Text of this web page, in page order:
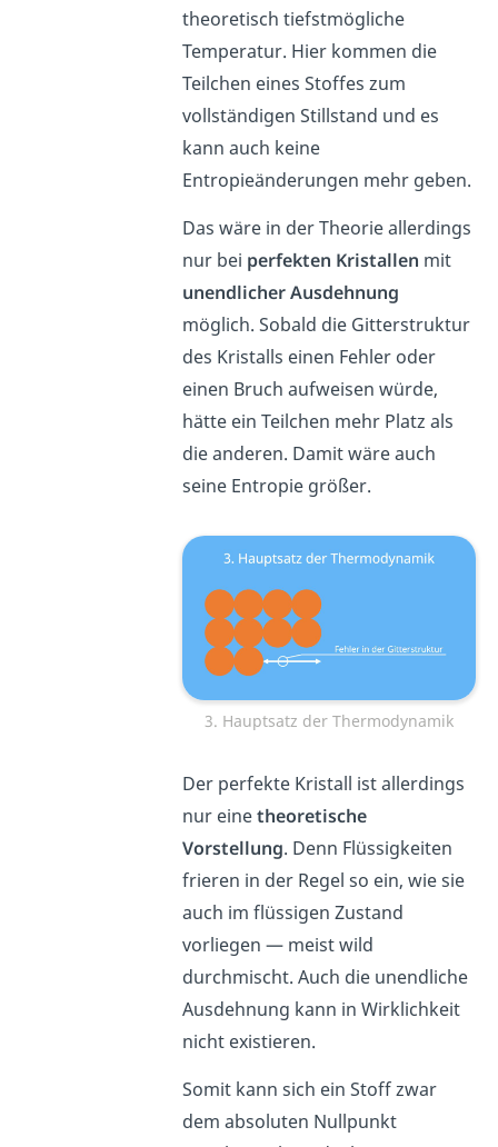
theoretisch tiefstmögliche
Temperatur. Hier kommen die
Teilchen eines Stoffes zum
vollständigen Stillstand und es
kann auch keine
Entropieänderungen mehr geben.
Das wäre in der Theorie allerdings
nur bei perfekten Kristallen mit
unendlicher Ausdehnung
möglich. Sobald die Gitterstruktur
des Kristalls einen Fehler oder
einen Bruch aufweisen würde,
hätte ein Teilchen mehr Platz als
die anderen. Damit wäre auch
seine Entropie größer.
3. Hauptsatz der Thermodynamik
Der perfekte Kristall ist allerdings
nur einetheoretische
Vorstellung. Denn Flüssigkeiten
frieren in der Regel so ein, wie sie
auch im flüssigen Zustand
vorliegen — meist wild
durchmischt. Auch die unendliche
Ausdehnung kann in Wirklichkeit
nicht existieren.
Somit kann sich ein Stoff zwar
dem absoluten Nullpunkt